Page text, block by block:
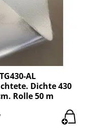
AL
Dichte 430
Rolle 50 m